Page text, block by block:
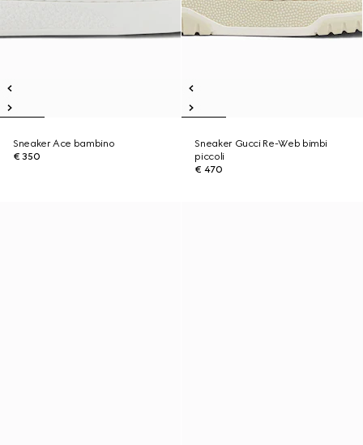
Sneaker Ace bambino
€ 350
Sneaker Gucci Re-Web bimbi
piccoli
€ 470